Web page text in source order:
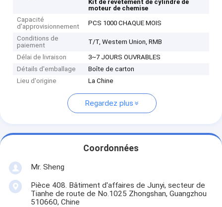
Kit de revêtement de cylindre de
moteur de chemise
Capacité
d'approvisionnement
PCS 1000 CHAQUE MOIS
Conditions de
paiement
T/T, Western Union, RMB
Délai de livraison
3~7 JOURS OUVRABLES
Détails d'emballage
Boîte de carton
Lieu d'origine
La Chine
Regardez plus
Coordonnées
Mr. Sheng
Pièce 408. Bâtiment d'affaires de Junyi, secteur de
Tianhe de route de No.1025 Zhongshan, Guangzhou
510660, Chine